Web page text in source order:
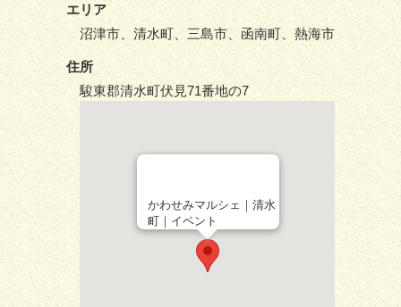
エリア
沼津市、清水町、三島市、函南町、熱海市
住所
駿東郡清水町伏見71番地の7
かわせみマルシェ｜清水
町｜イベント